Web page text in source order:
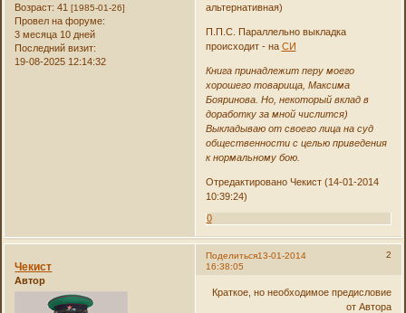
Возраст: 41[1985-01-26]
Провел на форуме:
3 месяца 10 дней
Последний визит:
19-08-2025 12:14:32
альтернативная)
П.П.С. Параллельно выкладка
происходит - на СИ
Книга принадлежит перу моего
хорошего товарища, Максима
Бояринова. Но, некоторый вклад в
доработку за мной числится)
Выкладываю от своего лица на суд
общественности с целью приведения
к нормальному бою.
Отредактировано Чекист (14-01-2014
10:39:24)
0
Поделиться 2
13-01-2014
16:38:05
Чекист
Автор
Краткое, но необходимое предисловие
от Автора